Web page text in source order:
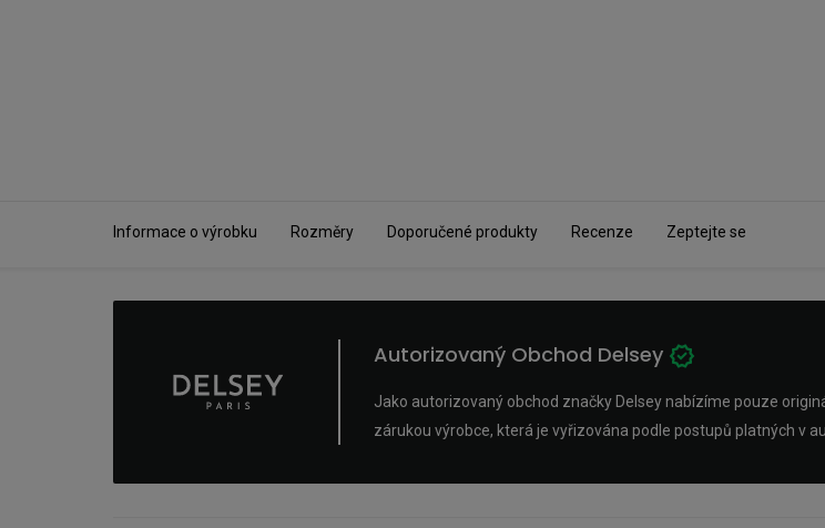
Informace o výrobku Rozměry Doporučené produkty Recenze Zeptejte se
Autorizovaný Obchod Delsey
Jako autorizovaný obchod značky Delsey nabízíme pouze
zárukou výrobce, která je vyřizována podle postupů platných v